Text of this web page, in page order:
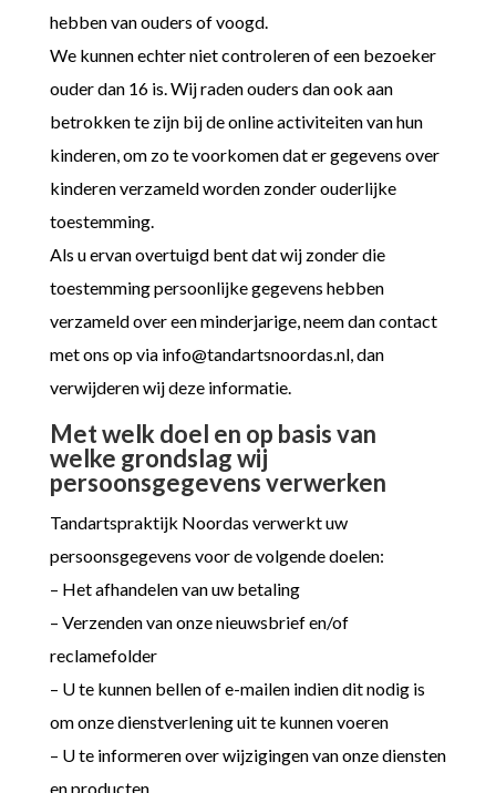
hebben van ouders of voogd.
We kunnen echter niet controleren of een bezoeker
ouder dan 16 is. Wij raden ouders dan ook aan
betrokken te zijn bij de online activiteiten van hun
kinderen, om zo te voorkomen dat er gegevens over
kinderen verzameld worden zonder ouderlijke
toestemming.
Als u ervan overtuigd bent dat wij zonder die
toestemming persoonlijke gegevens hebben
verzameld over een minderjarige, neem dan contact
met ons op via info@tandartsnoordas.nl, dan
verwijderen wij deze informatie.
Met welk doel en op basis van
welke grondslag wij
persoonsgegevens verwerken
Tandartspraktijk Noordas verwerkt uw
persoonsgegevens voor de volgende doelen:
– Het afhandelen van uw betaling
– Verzenden van onze nieuwsbrief en/of
reclamefolder
– U te kunnen bellen of e-mailen indien dit nodig is
om onze dienstverlening uit te kunnen voeren
– U te informeren over wijzigingen van onze diensten
en producten